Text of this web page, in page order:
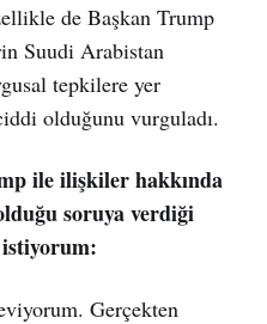
de Başkan Trump
Suudi Arabistan
tepkilere yer
olduğunu vurguladı.
ile ilişkiler hakkında
soruya verdiği
istiyorum:
Gerçekten